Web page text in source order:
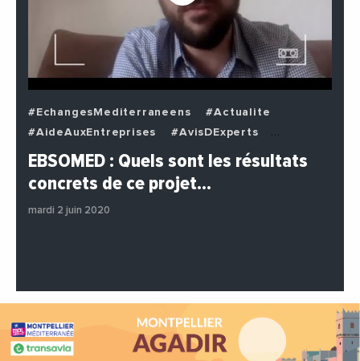
#EchangesMediterraneens
#Actualite
#AideAuxEntreprises
#AvisDExperts
#BuzzNews
#Decideurs
#Entreprises
#Institutions
EBSOMED : Quels sont les résultats
concrets de ce projet…
mardi 2 juin 2020